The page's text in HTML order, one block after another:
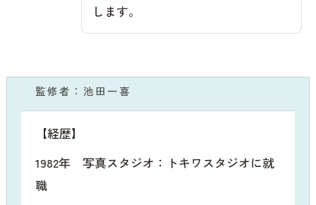
します。
監修者：池田一喜
【経歴】
1982年 写真スタジオ：トキワスタジオに就
職